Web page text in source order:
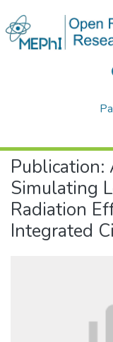
Publication:
Simulating
Radiation
Integrated